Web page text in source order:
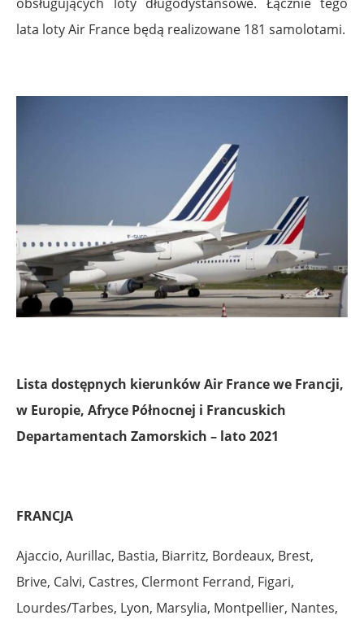
lata loty Air France będą realizowane 181 samolotami.
Lista dostępnych kierunków Air France we Francji,
w Europie, Afryce Północnej i Francuskich
Departamentach Zamorskich – lato 2021
FRANCJA
Ajaccio, Aurillac, Bastia, Biarritz, Bordeaux, Brest,
Brive, Calvi, Castres, Clermont Ferrand, Figari,
Lourdes/Tarbes, Lyon, Marsylia, Montpellier, Nantes,